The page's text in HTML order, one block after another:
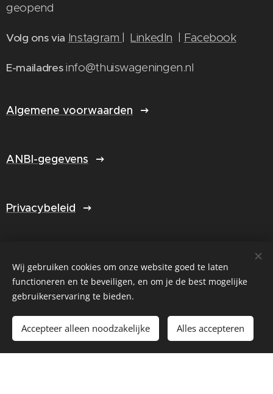
geopend
Volg ons via Instagram |LinkedIn | Facebook
E-mailadresinfo@thuiswageningen.nl
Algemene voorwaarden
ANBI-gegevens
Privacybeleid
Select Language
© Created by Fijnlijner.nl Cookies
Wij gebruiken cookies om onze website goed te laten
functioneren en te beveiligen, en om je de best mogelijke
gebruikerservaring te bieden.
Accepteer alleen noodzakelijke Alles accepteren